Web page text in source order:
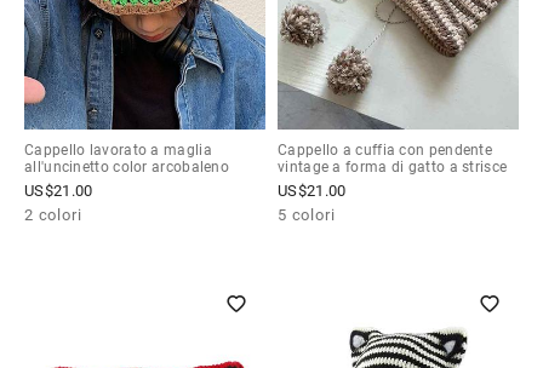
Cappello lavorato a maglia
all'uncinetto color arcobaleno
US$21.00
2 colori
Cappello a cuffia con pendente
vintage a forma di gatto a strisce
US$21.00
5 colori